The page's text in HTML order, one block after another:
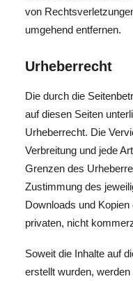
von
umgehend entfernen.
Urheberrecht
Die durch die
auf diesen Seiten
Urheberrecht. Die
Verbreitung und jede
Grenzen des
Zustimmung des
Downloads und
privaten, nicht
Soweit die Inhalte auf
erstellt wurden,